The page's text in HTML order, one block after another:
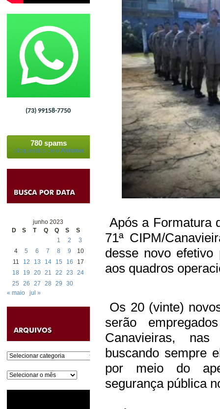
(73) 99158-7750
780 spams
bloqueados pelo Akismet
junho 2023
D
S T Q Q S
S
1
2
3
4
5 6 7 8 9
10
11
12 13 14 15 16
17
18
19 20 21 22 23
24
25
26 27 28 29
30
« maio
jul »
Categorias
Arquivos
Após a Formatura
71ª CIPM/
desse novo
aos quadros
Os 20 (vinte)
serão
Canavieiras,
buscando sempre
por meio do
segurança pública